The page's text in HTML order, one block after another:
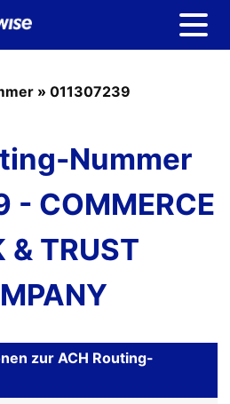
» 011307239
Nummer
- COMMERCE
& TRUST
zur ACH Routing-